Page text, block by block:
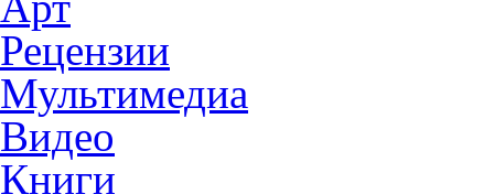
Рецензии
Мультимедиа
Видео
Книги